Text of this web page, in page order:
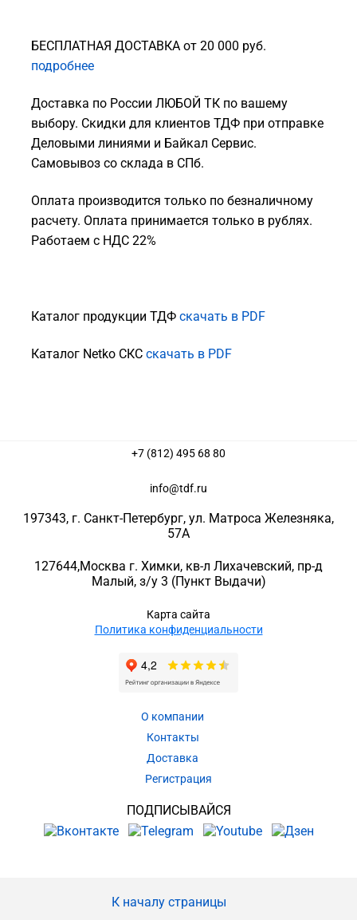
БЕСПЛАТНАЯ ДОСТАВКА от 20 000 руб.
подробнее
Доставка по России ЛЮБОЙ ТК по вашему
выбору. Скидки для клиентов ТДФ при отправке
Деловыми линиями и Байкал Сервис.
Самовывоз со склада в СПб.
Оплата производится только по безналичному
расчету. Оплата принимается только в рублях.
Работаем с НДС 22%
Каталог продукции ТДФ скачать в PDF
Каталог Netko СКС скачать в PDF
+7 (812) 495 68 80
info@tdf.ru
197343, г. Санкт-Петербург, ул. Матроса Железняка,
57A
127644,Москва г. Химки, кв-л Лихачевский, пр-д
Малый, з/у 3 (Пункт Выдачи)
Карта сайта
Политика конфиденциальности
О компании
Контакты
Доставка
Регистрация
ПОДПИСЫВАЙСЯ
К началу страницы